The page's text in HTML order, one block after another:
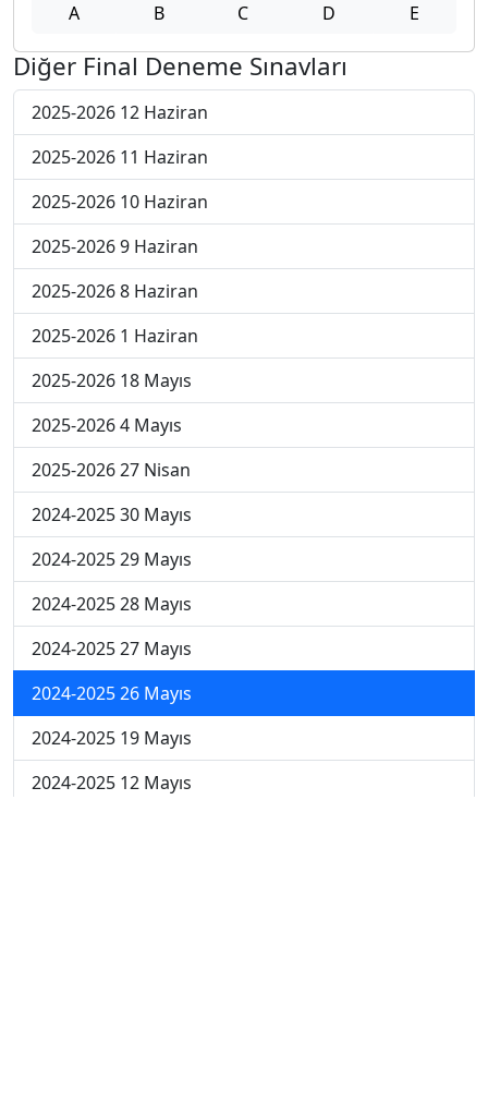
A B C D E
Diğer Final Deneme Sınavları
2025-2026 12 Haziran
2025-2026 11 Haziran
2025-2026 10 Haziran
2025-2026 9 Haziran
2025-2026 8 Haziran
2025-2026 1 Haziran
2025-2026 18 Mayıs
2025-2026 4 Mayıs
2025-2026 27 Nisan
2024-2025 30 Mayıs
2024-2025 29 Mayıs
2024-2025 28 Mayıs
2024-2025 27 Mayıs
2024-2025 26 Mayıs
2024-2025 19 Mayıs
2024-2025 12 Mayıs